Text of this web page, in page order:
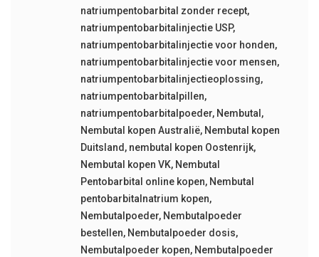
natriumpentobarbital zonder recept,
natriumpentobarbitalinjectie USP,
natriumpentobarbitalinjectie voor honden,
natriumpentobarbitalinjectie voor mensen,
natriumpentobarbitalinjectieoplossing,
natriumpentobarbitalpillen,
natriumpentobarbitalpoeder, Nembutal ,
Nembutal kopen Australië, Nembutal kopen
Duitsland , nembutal kopen Oostenrijk,
Nembutal kopen VK, Nembutal
Pentobarbital online kopen, Nembutal
pentobarbitalnatrium kopen,
Nembutalpoeder, Nembutalpoeder
bestellen, Nembutalpoeder dosis,
Nembutalpoeder kopen, Nembutalpoeder